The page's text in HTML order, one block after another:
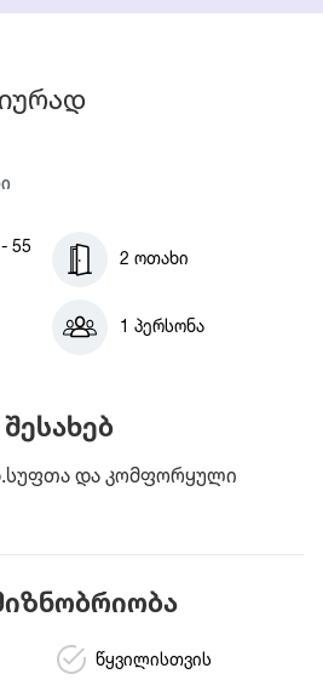
55
2 ოთახი
1 პერსონა
და კომფორყული
წყვილისთვის